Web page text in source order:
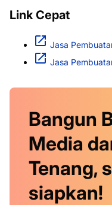
Link Cepat
Jasa
Jasa
Bangun
Media
Tenang,
siapkan!